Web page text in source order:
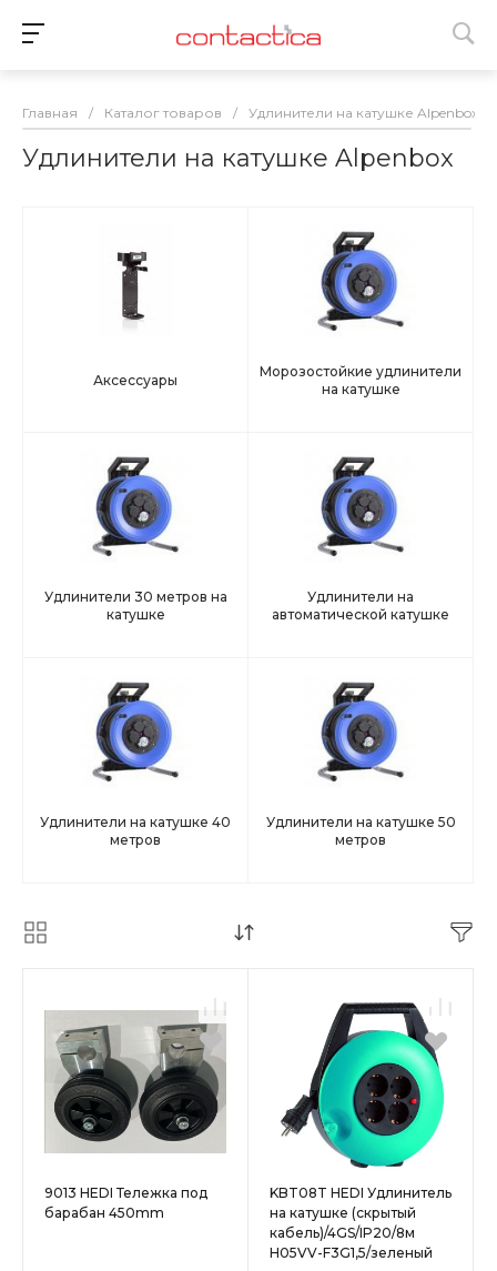
Главная / Каталог товаров / Удлинители на катушке Alpenbox
Удлинители на катушке Alpenbox
Аксессуары
Морозостойкие удлинители
на катушке
Удлинители 30 метров на
катушке
Удлинители на
автоматической катушке
Удлинители на катушке 40
метров
Удлинители на катушке 50
метров
9013 HEDI Тележка под
барабан 450mm
KBT08T HEDI Удлинитель
на катушке (скрытый
кабель)/4GS/IP20/8м
H05VV-F3G1,5/зеленый